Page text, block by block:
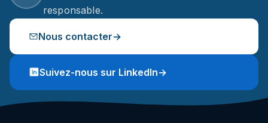
responsable.
Nous contacter→
Suivez-nous sur LinkedIn→